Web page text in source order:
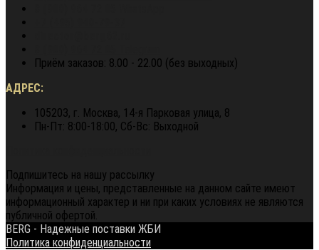
Приём заказов: 8.00 - 22.00 (без выходных)
АДРЕС:
105203, г. Москва, 14-я Парковая улица, 8
Пн-Пт: 8:00-18:00, Сб-Вс: Выходной
Подпишитесь на нашу рассылку
Информация и цены, представленные на данном сайте имеют
информационный характер и ни при каких условиях не являются
публичной офертой.
BERG - Надежные поставки ЖБИ
Политика конфиденциальности